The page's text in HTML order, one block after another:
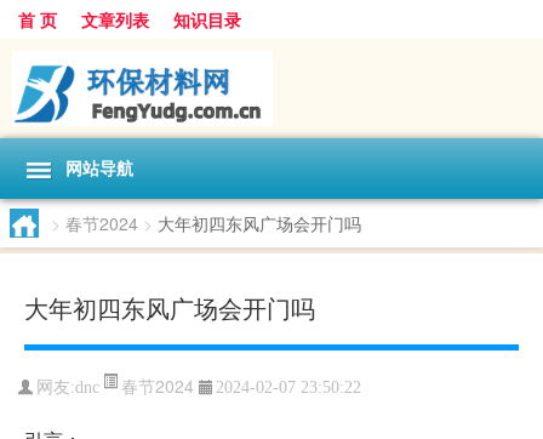
首 页 文章列表 知识目录
网站导航
> 春节2024 > 大年初四东风广场会开门吗
大年初四东风广场会开门吗
网友:dnc 春节2024 2024-02-07 23:50:22